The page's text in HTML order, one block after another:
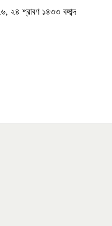
২৪ শ্রাবণ ১৪৩৩ বঙ্গাব্দ